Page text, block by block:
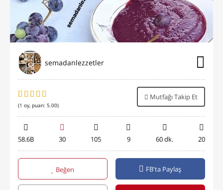
semadanlezzetler
(1 oy, puan: 5.00)
Mutfağı Takip Et
58.6B 30 105 9 60 dk. 20
Beğen FB'ta Paylaş